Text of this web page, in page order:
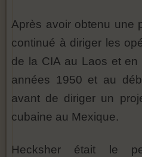
Après avoir obtenu une
continué à diriger les
de la CIA au Laos et
années 1950 et au
avant de diriger un
cubaine au Mexique.
Hecksher était le